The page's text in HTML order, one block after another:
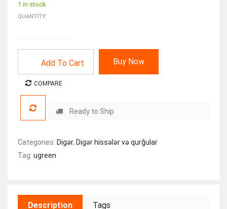
1 in stock
QUANTITY:
Add To Cart Buy Now
COMPARE
Ready to Ship
Categories: Digər, Digər hissələr və qurğular
Tag: ugreen
Description Tags